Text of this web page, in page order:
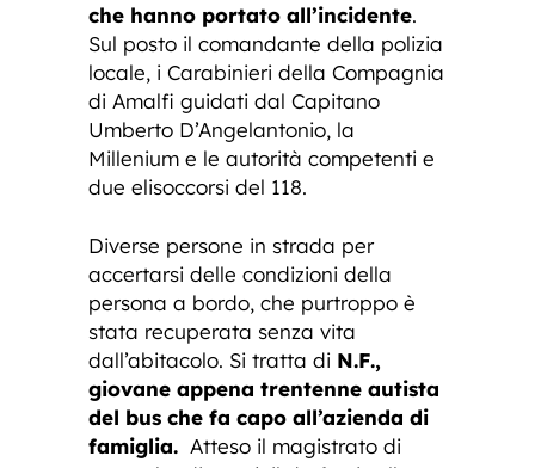
che hanno portato all’incidente.
Sul posto il comandante della polizia
locale, i Carabinieri della Compagnia
di Amalfi guidati dal Capitano
Umberto D’Angelantonio, la
Millenium e le autorità competenti e
due elisoccorsi del 118.
Diverse persone in strada per
accertarsi delle condizioni della
persona a bordo, che purtroppo è
stata recuperata senza vita
dall’abitacolo. Si tratta di N.F.,
giovane appena trentenne autista
del bus che fa capo all’azienda di
famiglia. Atteso il magistrato di